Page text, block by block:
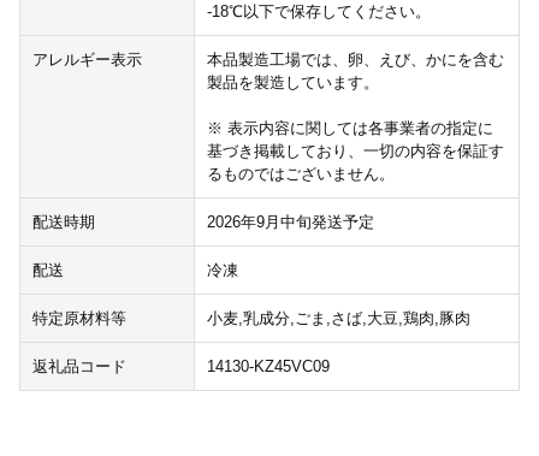
-18℃以下で保存してください。
アレルギー表示
本品製造工場では、卵、えび、かにを含む
製品を製造しています。
※ 表示内容に関しては各事業者の指定に
基づき掲載しており、一切の内容を保証す
るものではございません。
配送時期 2026年9月中旬発送予定
配送 冷凍
特定原材料等 小麦,乳成分,ごま,さば,大豆,鶏肉,豚肉
返礼品コード 14130-KZ45VC09